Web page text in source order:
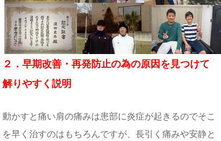
２．早期改善・再発防止の為の原因を見つけて
解りやすく説明
動かすと痛い肩の痛みは患部に炎症が起きるのでそこ
を早く治すのはもちろんですが、長引く痛みや安静と